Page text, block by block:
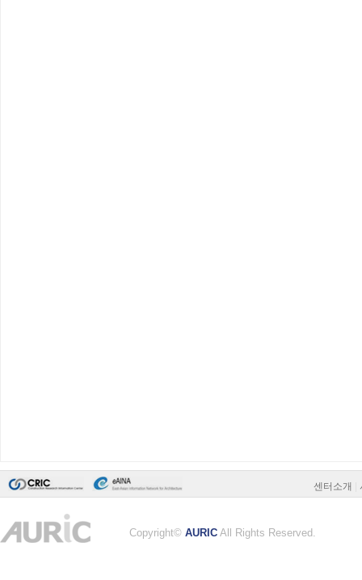
센터소개
Copyright© AURIC All Rights Reserved.